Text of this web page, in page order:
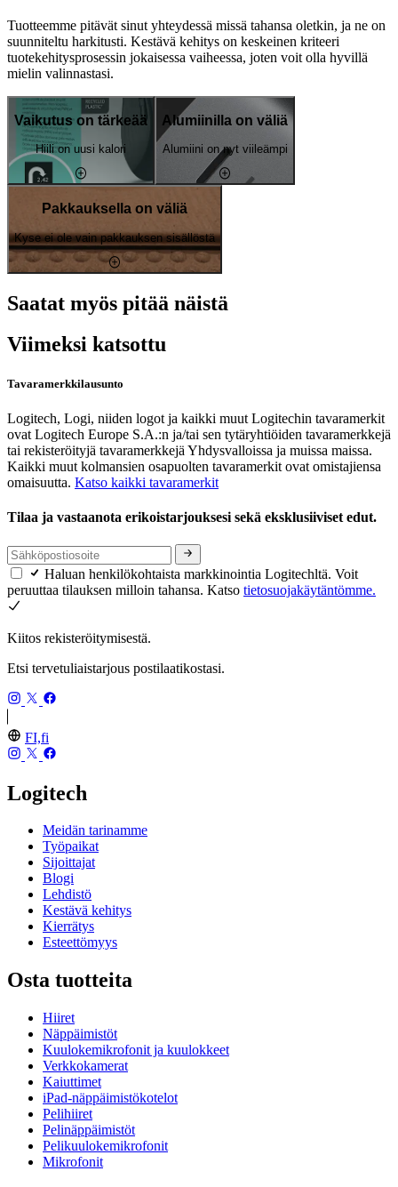
Tuotteemme pitävät sinut yhteydessä missä tahansa oletkin, ja ne on
suunniteltu harkitusti. Kestävä kehitys on keskeinen kriteeri
tuotekehitysprosessin jokaisessa vaiheessa, joten voit olla hyvillä
mielin valinnastasi.
Vaikutus on tärkeää
Hiili on uusi kalori
Alumiinilla on väliä
Alumiini on nyt viileämpi
Pakkauksella on väliä
Kyse ei ole vain pakkauksen sisällöstä
Saatat myös pitää näistä
Viimeksi katsottu
Tavaramerkkilausunto
Logitech, Logi, niiden logot ja kaikki muut Logitechin tavaramerkit
ovat Logitech Europe S.A.:n ja/tai sen tytäryhtiöiden tavaramerkkejä
tai rekisteröityjä tavaramerkkejä Yhdysvalloissa ja muissa maissa.
Kaikki muut kolmansien osapuolten tavaramerkit ovat omistajiensa
omaisuutta. Katso kaikki tavaramerkit
Tilaa ja vastaanota erikoistarjouksesi sekä eksklusiiviset edut.
Haluan henkilökohtaista markkinointia Logitechltä. Voit
peruuttaa tilauksen milloin tahansa. Katso tietosuojakäytäntömme.
Kiitos rekisteröitymisestä.
Etsi tervetuliaistarjous postilaatikostasi.
FI,fi
Logitech
Meidän tarinamme
Työpaikat
Sijoittajat
Blogi
Lehdistö
Kestävä kehitys
Kierrätys
Esteettömyys
Osta tuotteita
Hiiret
Näppäimistöt
Kuulokemikrofonit ja kuulokkeet
Verkkokamerat
Kaiuttimet
iPad-näppäimistökotelot
Pelihiiret
Pelinäppäimistöt
Pelikuulokemikrofonit
Mikrofonit